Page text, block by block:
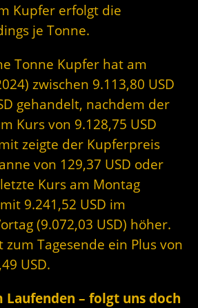
Kupfer erfolgt die
je Tonne.
Tonne Kupfer hat am
zwischen 9.113,80 USD
gehandelt, nachdem der
Kurs von 9.128,75 USD
zeigte der Kupferpreis
von 129,37 USD oder
Kurs am Montag
9.241,52 USD im
(9.072,03 USD) höher.
Tagesende ein Plus von
USD.
– folgt uns doch